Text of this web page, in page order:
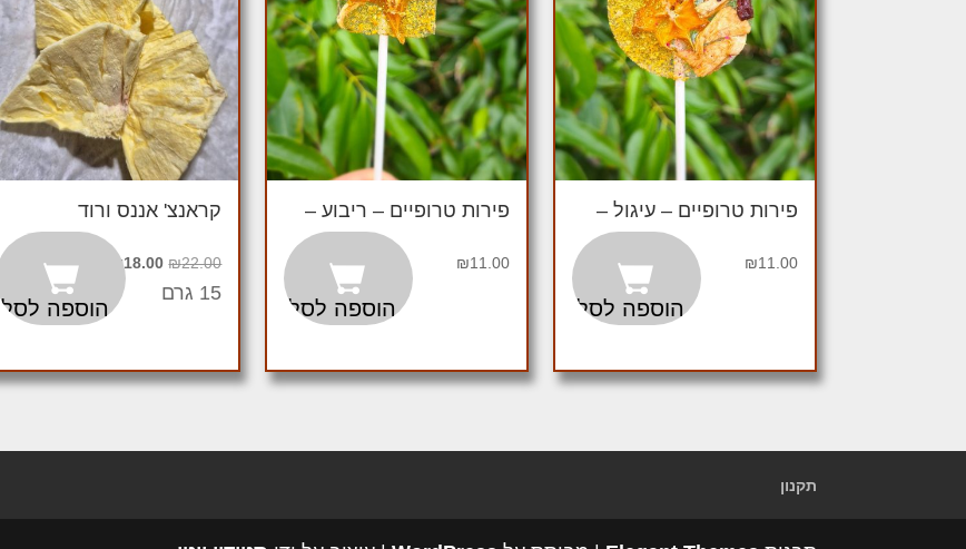
פירות טרופיים – עיגול –
₪11.00
הוספה לסל
פירות טרופיים – ריבוע –
₪11.00
הוספה לסל
קראנצ' אננס ורוד
₪22.00
המחיר
המקורי
₪18.00
המחיר
הנוכחי
הוא:
הוספה לסל
15 גרם
תקנון